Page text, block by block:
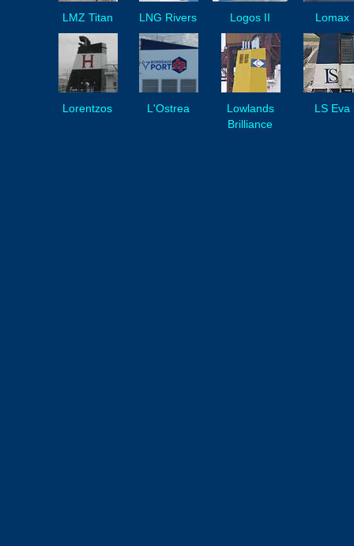
LMZ Titan LNG Rivers Logos II Lomax
Lorentzos L'Ostrea
Lowlands
Brilliance
LS Eva